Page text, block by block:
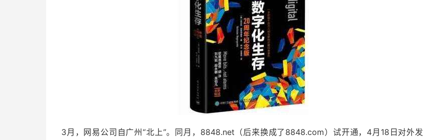
3月，网易公司自广州“北上”。同月，8848.net（后来换成了8848.com）试开通，4月18日对外发